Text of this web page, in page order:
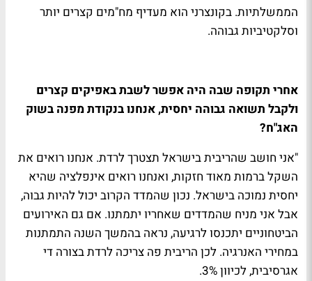
הממשלתיות. בקונצרני הוא מעדיף מח"מים קצרים יותר
וסלקטיביות גבוהה.
אחרי תקופה שבה היה אפשר לשבת באפיקים קצרים
ולקבל תשואה גבוהה יחסית, אנחנו בנקודת מפנה בשוק
האג"ח?
"אני חושב שהריבית בישראל תצטרך לרדת. אנחנו רואים את
השקל ברמות מאוד חזקות, ואנחנו רואים אינפלציה שהיא
יחסית נמוכה בישראל. נכון שהמדד הקרוב יכול להיות גבוה,
אבל אני מניח שהמדדים שאחריו יתמתנו. אם גם האירועים
הביטחוניים יתכנסו לרגיעה, נראה בהמשך השנה התמתנות
במחירי האנרגיה. לכן הריבית פה צריכה לרדת בצורה די
אגרסיבית, לכיוון 3%.